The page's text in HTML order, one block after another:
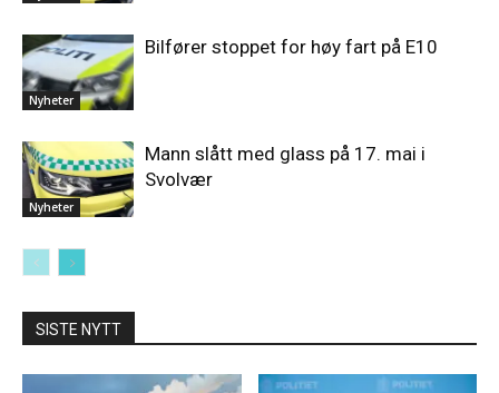
Nyheter
Bilfører stoppet for høy fart på E10
Nyheter
Mann slått med glass på 17. mai i
Svolvær
SISTE NYTT